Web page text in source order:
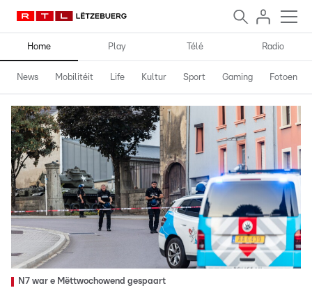
Home Play Télé Radio
News Mobilitéit Life Kultur Sport Gaming Fotoen
N7 war e Mëttwochowend gespaart